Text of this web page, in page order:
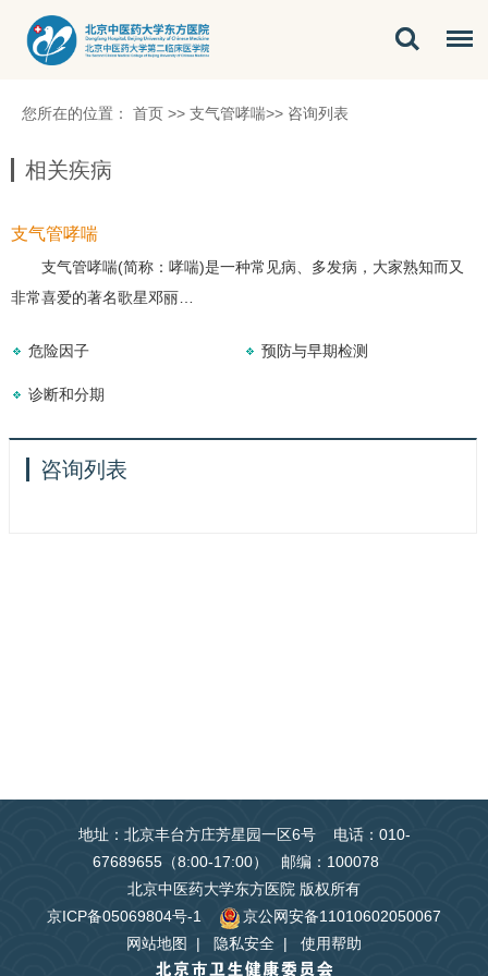
您所在的位置： 首页 >> 支气管哮喘>> 咨询列表
相关疾病
支气管哮喘
支气管哮喘(简称：哮喘)是一种常见病、多发病，大家熟知而又
非常喜爱的著名歌星邓丽…
危险因子 预防与早期检测
诊断和分期
咨询列表
地址：北京丰台方庄芳星园一区6号 电话：010-
67689655（8:00-17:00） 邮编：100078
北京中医药大学东方医院 版权所有
京ICP备05069804号-1
京公网安备11010602050067
网站地图
| 隐私安全 | 使用帮助